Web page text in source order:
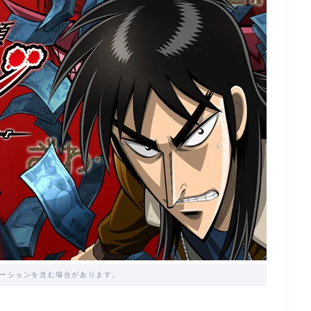
ションを含む場合があります。